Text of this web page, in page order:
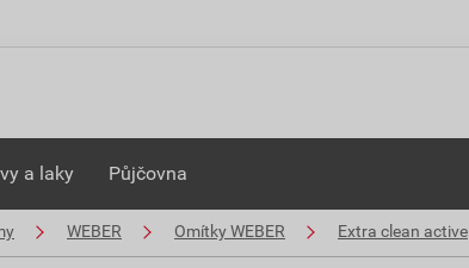
a laky Půjčovna
WEBER Omítky WEBER Extra clean active